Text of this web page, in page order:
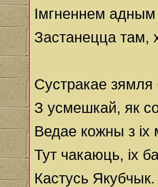
Імгненнем
Застанецца там,
Сустракае зямля
З усмешкай, як
Ведае кожны з іх
Тут чакаюць, іх
Кастусь Якубчык.